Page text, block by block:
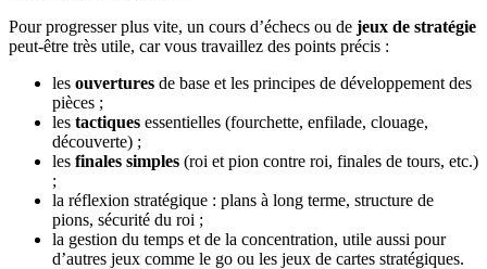
Pour progresser plus vite, un cours d’échecs ou de jeux de stratégie
peut-être très utile, car vous travaillez des points précis :
les ouvertures de base et les principes de développement des
pièces ;
les tactiques essentielles (fourchette, enfilade, clouage,
découverte) ;
les finales simples (roi et pion contre roi, finales de tours, etc.)
;
la réflexion stratégique : plans à long terme, structure de
pions, sécurité du roi ;
la gestion du temps et de la concentration, utile aussi pour
d’autres jeux comme le go ou les jeux de cartes stratégiques.